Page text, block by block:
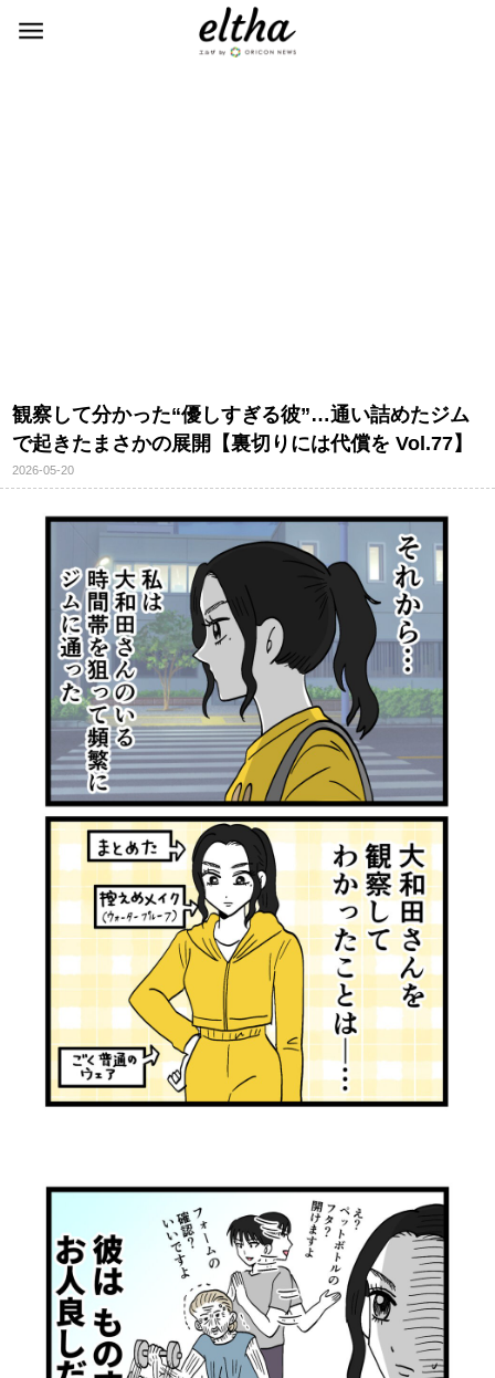
観察して分かった“優しすぎる彼”…通い詰めたジム
で起きたまさかの展開【裏切りには代償を Vol.77】
2026-05-20